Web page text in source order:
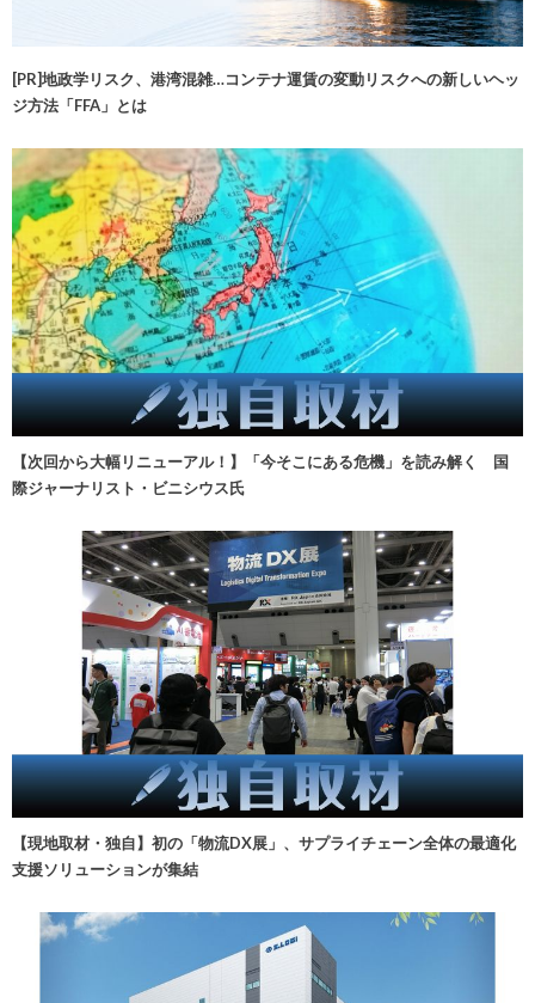
[PR]地政学リスク、港湾混雑…コンテナ運賃の変動リスクへの新しいヘッ
ジ方法「FFA」とは
【次回から大幅リニューアル！】「今そこにある危機」を読み解く 国
際ジャーナリスト・ビニシウス氏
【現地取材・独自】初の「物流DX展」、サプライチェーン全体の最適化
支援ソリューションが集結